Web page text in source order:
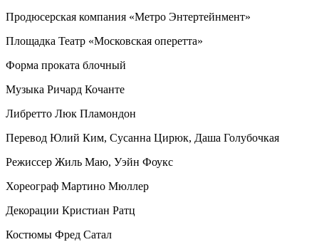
Продюсерская компания «Метро Энтертейнмент»
Площадка Театр «Московская оперетта»
Форма проката блочный
Музыка Ричард Кочанте
Либретто Люк Пламондон
Перевод Юлий Ким, Сусанна Цирюк, Даша Голубочкая
Режиссер Жиль Маю, Уэйн Фоукс
Хореограф Мартино Мюллер
Декорации Кристиан Ратц
Костюмы Фред Сатал